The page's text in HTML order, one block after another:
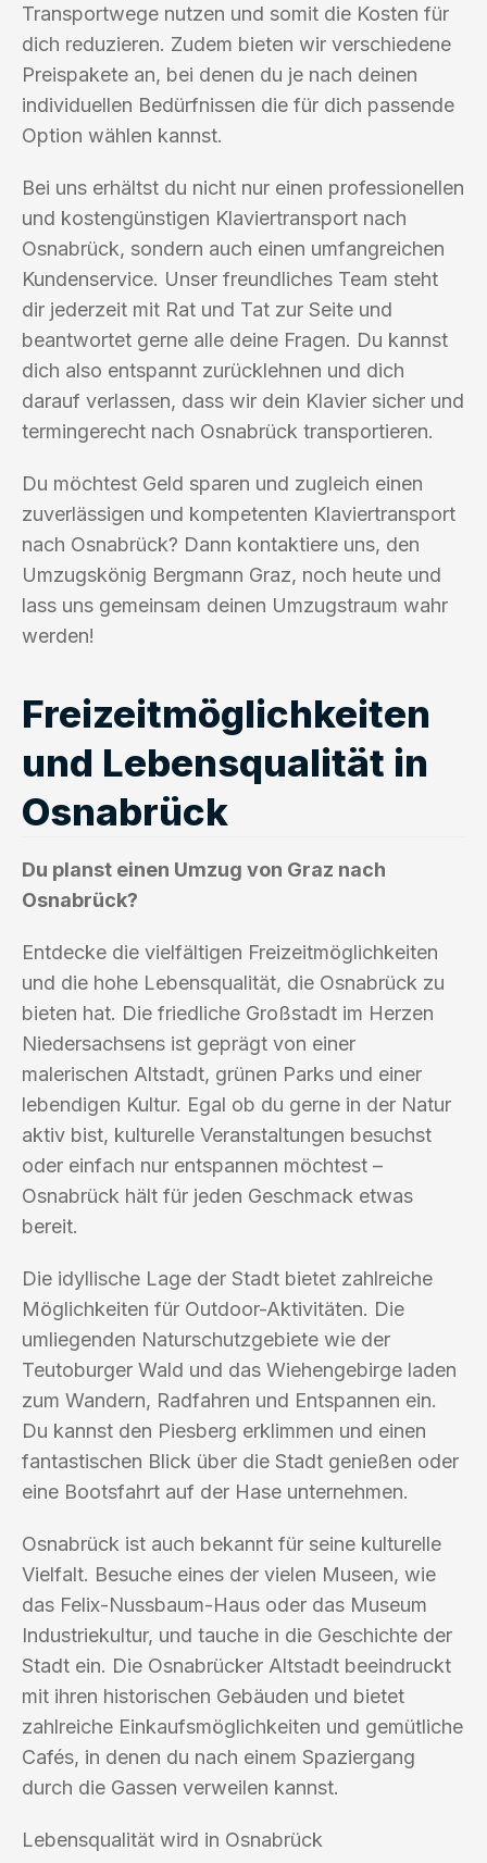
Transportwege nutzen und somit die Kosten für
dich reduzieren. Zudem bieten wir verschiedene
Preispakete an, bei denen du je nach deinen
individuellen Bedürfnissen die für dich passende
Option wählen kannst.
Bei uns erhältst du nicht nur einen professionellen
und kostengünstigen Klaviertransport nach
Osnabrück, sondern auch einen umfangreichen
Kundenservice. Unser freundliches Team steht
dir jederzeit mit Rat und Tat zur Seite und
beantwortet gerne alle deine Fragen. Du kannst
dich also entspannt zurücklehnen und dich
darauf verlassen, dass wir dein Klavier sicher und
termingerecht nach Osnabrück transportieren.
Du möchtest Geld sparen und zugleich einen
zuverlässigen und kompetenten Klaviertransport
nach Osnabrück? Dann kontaktiere uns, den
Umzugskönig Bergmann Graz, noch heute und
lass uns gemeinsam deinen Umzugstraum wahr
werden!
Freizeitmöglichkeiten
und Lebensqualität in
Osnabrück
Du planst einen Umzug von Graz nach
Osnabrück?
Entdecke die vielfältigen Freizeitmöglichkeiten
und die hohe Lebensqualität, die Osnabrück zu
bieten hat. Die friedliche Großstadt im Herzen
Niedersachsens ist geprägt von einer
malerischen Altstadt, grünen Parks und einer
lebendigen Kultur. Egal ob du gerne in der Natur
aktiv bist, kulturelle Veranstaltungen besuchst
oder einfach nur entspannen möchtest –
Osnabrück hält für jeden Geschmack etwas
bereit.
Die idyllische Lage der Stadt bietet zahlreiche
Möglichkeiten für Outdoor-Aktivitäten. Die
umliegenden Naturschutzgebiete wie der
Teutoburger Wald und das Wiehengebirge laden
zum Wandern, Radfahren und Entspannen ein.
Du kannst den Piesberg erklimmen und einen
fantastischen Blick über die Stadt genießen oder
eine Bootsfahrt auf der Hase unternehmen.
Osnabrück ist auch bekannt für seine kulturelle
Vielfalt. Besuche eines der vielen Museen, wie
das Felix-Nussbaum-Haus oder das Museum
Industriekultur, und tauche in die Geschichte der
Stadt ein. Die Osnabrücker Altstadt beeindruckt
mit ihren historischen Gebäuden und bietet
zahlreiche Einkaufsmöglichkeiten und gemütliche
Cafés, in denen du nach einem Spaziergang
durch die Gassen verweilen kannst.
Lebensqualität wird in Osnabrück